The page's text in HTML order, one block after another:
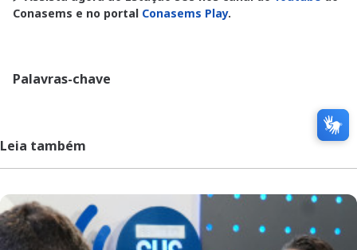
Conasems e no portal Conasems Play.
Palavras-chave
Leia também